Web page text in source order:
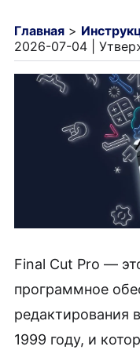
Главная>
2026-07-04 |
Final Cut Pro —
программное
редактирования
1999 году, и